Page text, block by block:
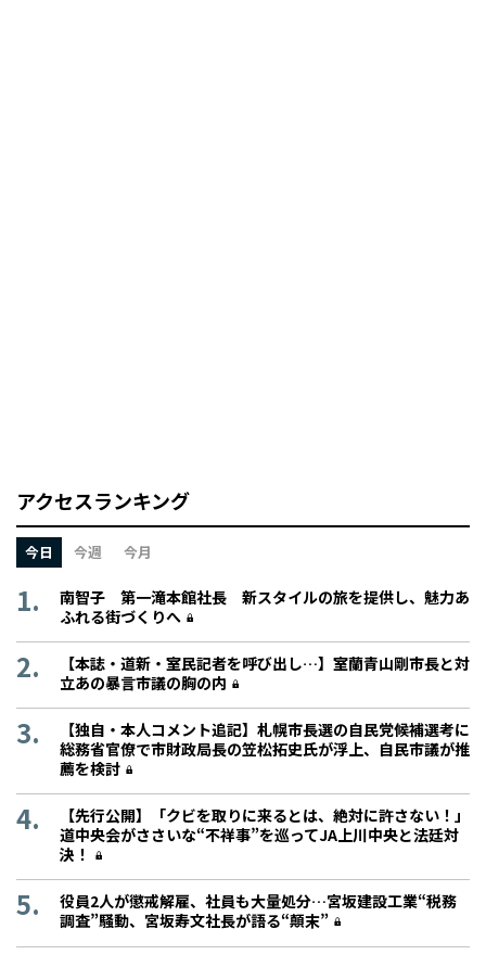
アクセスランキング
今日 今週 今月
南智子 第一滝本館社長 新スタイルの旅を提供し、魅力あ
ふれる街づくりへ
【本誌・道新・室民記者を呼び出し…】室蘭青山剛市長と対
立あの暴言市議の胸の内
【独自・本人コメント追記】札幌市長選の自民党候補選考に
総務省官僚で市財政局長の笠松拓史氏が浮上、自民市議が推
薦を検討
【先行公開】「クビを取りに来るとは、絶対に許さない！」
道中央会がささいな“不祥事”を巡ってJA上川中央と法廷対
決！
役員2人が懲戒解雇、社員も大量処分…宮坂建設工業“税務
調査”騒動、宮坂寿文社長が語る“顛末”